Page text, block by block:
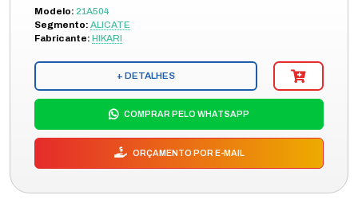
Modelo: 21A504
Segmento: ALICATE
Fabricante: HIKARI
+ DETALHES
COMPRAR PELO WHATSAPP
ORÇAMENTO POR E-MAIL